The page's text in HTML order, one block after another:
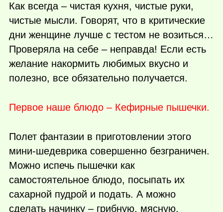
Как всегда – чистая кухня, чистые руки,
чистые мысли. Говорят, что в критические
дни женщине лучше с тестом не возиться…
Проверяла на себе – неправда! Если есть
желание накормить любимых вкусно и
полезно, все обязательно получается.
Первое наше блюдо – Кефирные пышечки.
Полет фантазии в приготовлении этого
мини-шедеврика совершенно безграничен.
Можно испечь пышечки как
самостоятельное блюдо, посыпать их
сахарной пудрой и подать. А можно
сделать начинку – грибную, мясную,